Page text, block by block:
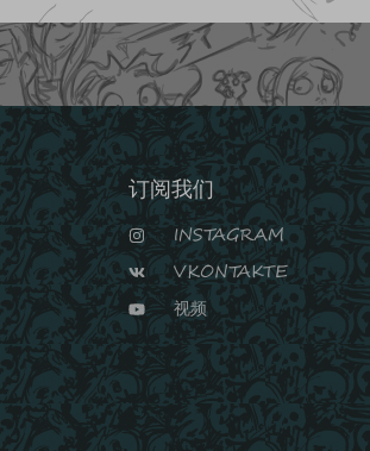
订阅我们
INSTAGRAM
VKONTAKTE
视频